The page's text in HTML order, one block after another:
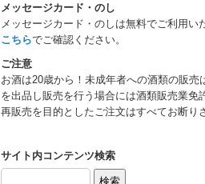
メッセージカード・のし
メッセージカード・のしは無料でご利用い
こちらでご確認ください。
ご注意
お酒は20歳から！未成年者への酒類の販
を出品し販売を行う場合には酒類販売業免
再販売を目的としたご注文はすべてお断り
サイト内コンテンツ検索